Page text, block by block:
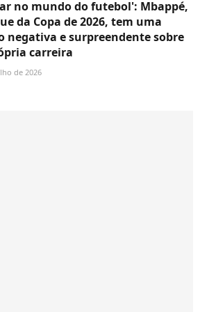
no mundo do futebol': Mbappé,
da Copa de 2026, tem uma
negativa e surpreendente sobre
carreira
de 2026